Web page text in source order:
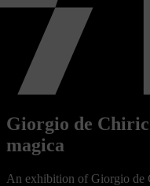
Giorgio de
magica
An exhibition of Giorgio de